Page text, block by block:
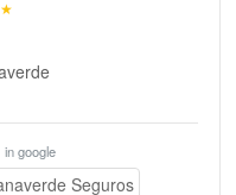
★
in google